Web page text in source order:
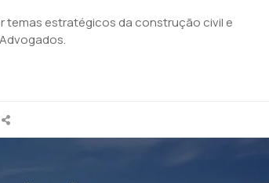
temas estratégicos da construção civil e